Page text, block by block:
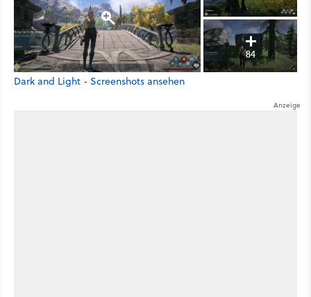
84
Dark and Light - Screenshots ansehen